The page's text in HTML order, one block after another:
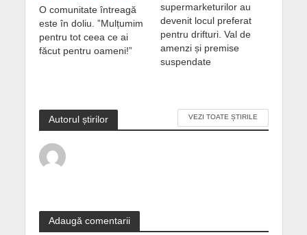
O comunitate întreagă
este în doliu. ”Mulțumim
pentru tot ceea ce ai
făcut pentru oameni!”
supermarketurilor au
devenit locul preferat
pentru drifturi. Val de
amenzi și premise
suspendate
Autorul știrilor VEZI TOATE ȘTIRILE
Adaugă comentarii